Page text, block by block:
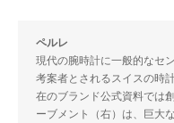
ペルレ
現代の腕時計に一般的なセ
考案者とされるスイスの時
在のブランド公式資料では
ーブメント（右）は、巨大